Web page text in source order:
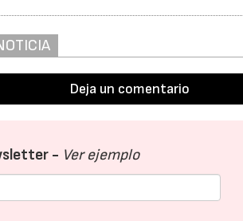
Deja un comentario
- Ver ejemplo